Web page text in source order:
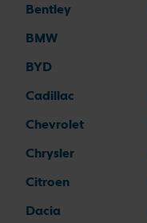
Bentley
BMW
BYD
Cadillac
Chevrolet
Chrysler
Citroen
Dacia